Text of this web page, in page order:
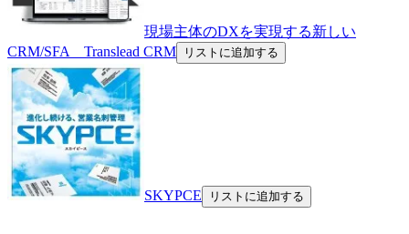
現場主体のDXを実現する新しい
CRM/SFA Translead CRM
リストに追加する
SKYPCE リストに追加する